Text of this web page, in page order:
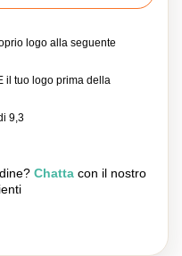
logo alla seguente
il tuo logo prima della
9,3
Chatta con il nostro